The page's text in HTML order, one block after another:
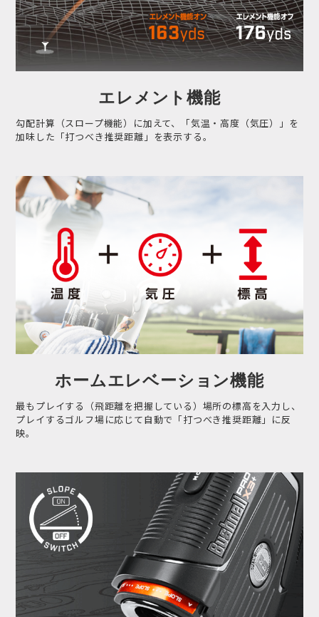
エレメント機能
勾配計算（スロープ機能）に加えて、「気温・高度（気圧）」を
加味した「打つべき推奨距離」を表示する。
ホームエレベーション機能
最もプレイする（飛距離を把握している）場所の標高を入力し、
プレイするゴルフ場に応じて自動で「打つべき推奨距離」に反
映。